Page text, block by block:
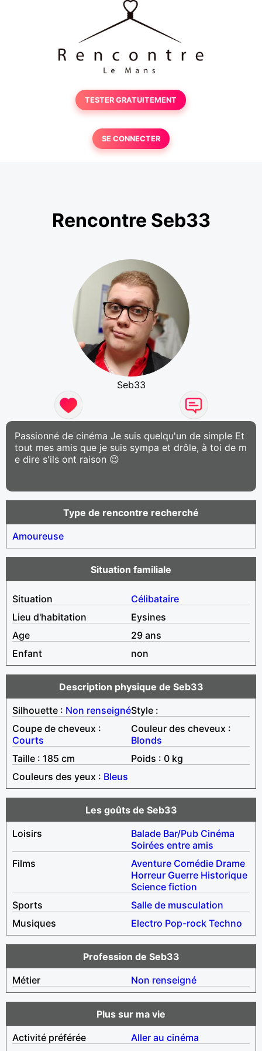
TESTER GRATUITEMENT
SE CONNECTER
Rencontre Seb33
Seb33
Passionné de cinéma Je suis quelqu'un de simple Et
tout mes amis que je suis sympa et drôle, à toi de m
e dire s'ils ont raison 😉
Type de rencontre recherché
Amoureuse
Situation familiale
Situation
Célibataire
Lieu d'habitation
Eysines
Age
29 ans
Enfant
non
Description physique de Seb33
Silhouette : Non renseignéStyle :
Coupe de cheveux :
Courts
Couleur des cheveux :
Blonds
Taille : 185 cm
Poids : 0 kg
Couleurs des yeux : Bleus
Les goûts de Seb33
Loisirs
Balade Bar/Pub Cinéma
Soirées entre amis
Films
Aventure Comédie Drame
Horreur Guerre Historique
Science fiction
Sports
Salle de musculation
Musiques
Electro Pop-rock Techno
Profession de Seb33
Métier
Non renseigné
Plus sur ma vie
Activité préférée
Aller au cinéma